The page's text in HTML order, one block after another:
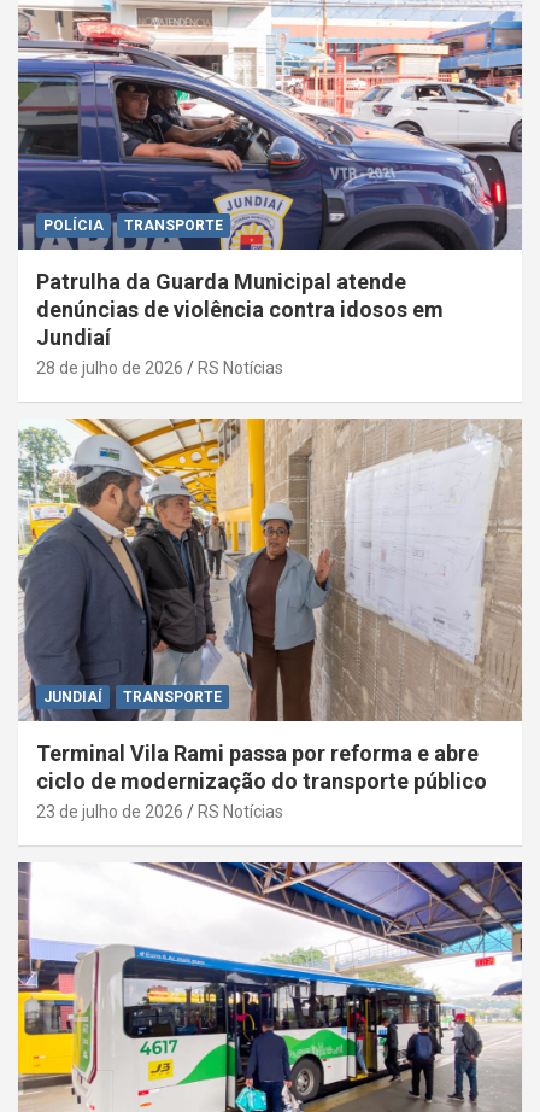
POLÍCIA TRANSPORTE
Patrulha da Guarda Municipal atende
denúncias de violência contra idosos em
Jundiaí
28 de julho de 2026 RS Notícias
JUNDIAÍ TRANSPORTE
Terminal Vila Rami passa por reforma e abre
ciclo de modernização do transporte público
23 de julho de 2026 RS Notícias